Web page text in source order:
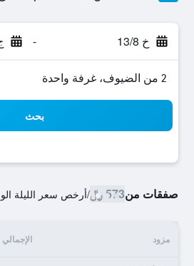
خ 13/8 - ج
2 من الضيوف، غرفة واحدة
بحث
صفقات من573 ﷼ /أرخص سعر الليلة
مزود